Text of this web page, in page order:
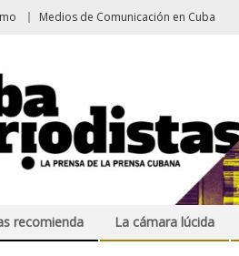
Medios de Comunicación en Cuba
recomienda La cámara lúcida